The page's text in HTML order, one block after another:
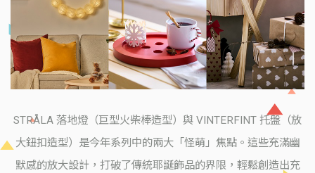
STRÅLA 落地燈（巨型火柴棒造型）與 VINTERFINT 托盤（放
大鈕扣造型）是今年系列中的兩大「怪萌」焦點。這些充滿幽
默感的放大設計，打破了傳統耶誕飾品的界限，輕鬆創造出充